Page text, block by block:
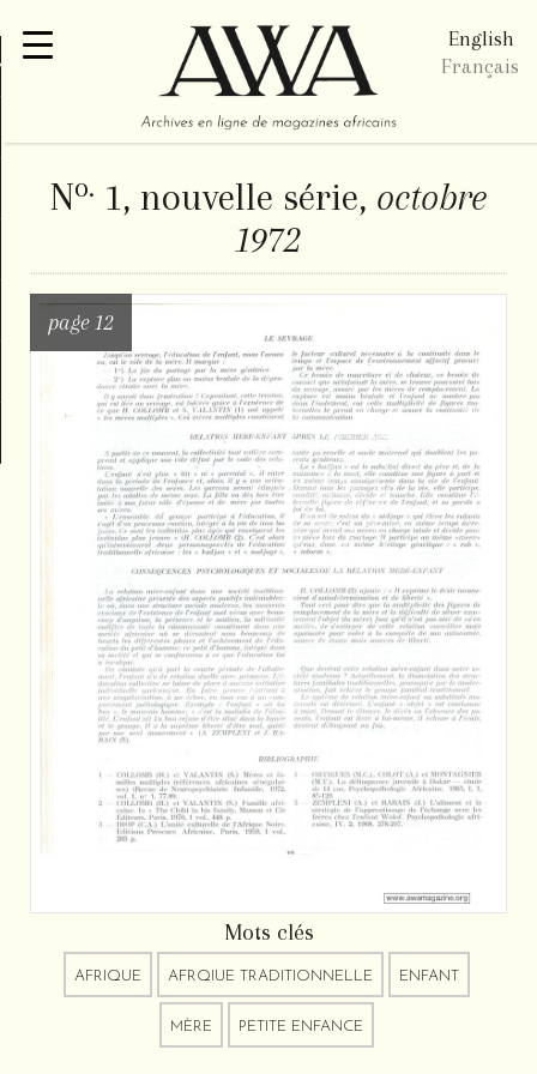
English
Français
No. 1, nouvelle série, octobre
1972
page 12
Mots clés
AFRIQUE AFRQIUE TRADITIONNELLE ENFANT
MÈRE PETITE ENFANCE